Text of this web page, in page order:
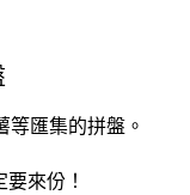
等匯集的拼盤。
來份！